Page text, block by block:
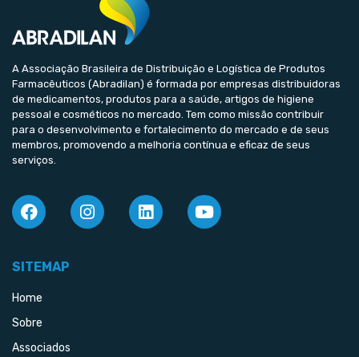
A Associação Brasileira de Distribuição e Logística de Produtos
Farmacêuticos (Abradilan) é formada por empresas distribuidoras
de medicamentos, produtos para a saúde, artigos de higiene
pessoal e cosméticos no mercado. Tem como missão contribuir
para o desenvolvimento e fortalecimento do mercado e de seus
membros, promovendo a melhoria contínua e eficaz de seus
serviços.
SITEMAP
Home
Sobre
Associados